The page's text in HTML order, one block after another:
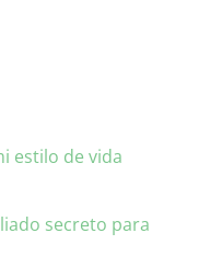
estilo de vida
secreto para